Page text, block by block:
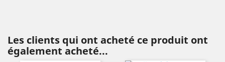
Les clients qui ont acheté ce produit ont
également acheté...